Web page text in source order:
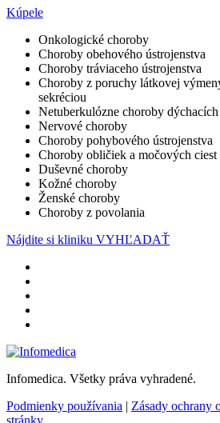
Kúpele
Onkologické choroby
Choroby obehového ústrojenstva
Choroby tráviaceho ústrojenstva
Choroby z poruchy látkovej
sekréciou
Netuberkulózne choroby dýchacích
Nervové choroby
Choroby pohybového ústrojenstva
Choroby obličiek a močových ciest
Duševné choroby
Kožné choroby
Ženské choroby
Choroby z povolania
Nájdite si kliniku VYHĽADAŤ
Infomedica. Všetky práva vyhradené.
Podmienky používania | Zásady ochrany
stránky